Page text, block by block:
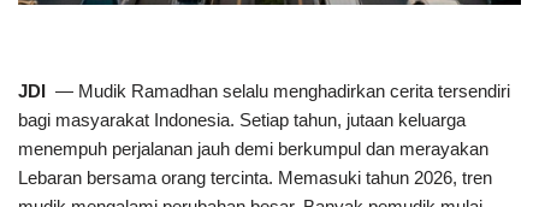
JDI — Mudik Ramadhan selalu menghadirkan cerita tersendiri
bagi masyarakat Indonesia. Setiap tahun, jutaan keluarga
menempuh perjalanan jauh demi berkumpul dan merayakan
Lebaran bersama orang tercinta. Memasuki tahun 2026, tren